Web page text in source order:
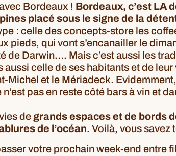
Bordeaux ! Bordeaux, c’est LA
placé sous le signe de la
: celle des concepts-store les
pieds, qui vont s’encanailler le
de Darwin…. Mais c’est aussi les
aussi celle de ses habitants et de
Michel et le Mériadeck.
pas en reste côté bars à vin et
de grands espaces et de bords
de l’océan. Voilà, vous savez
votre prochain week-end entre